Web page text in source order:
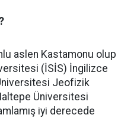
aslen Kastamonu olup
(İSİS) İngilizce
Jeofizik
Üniversitesi
iyi derecede